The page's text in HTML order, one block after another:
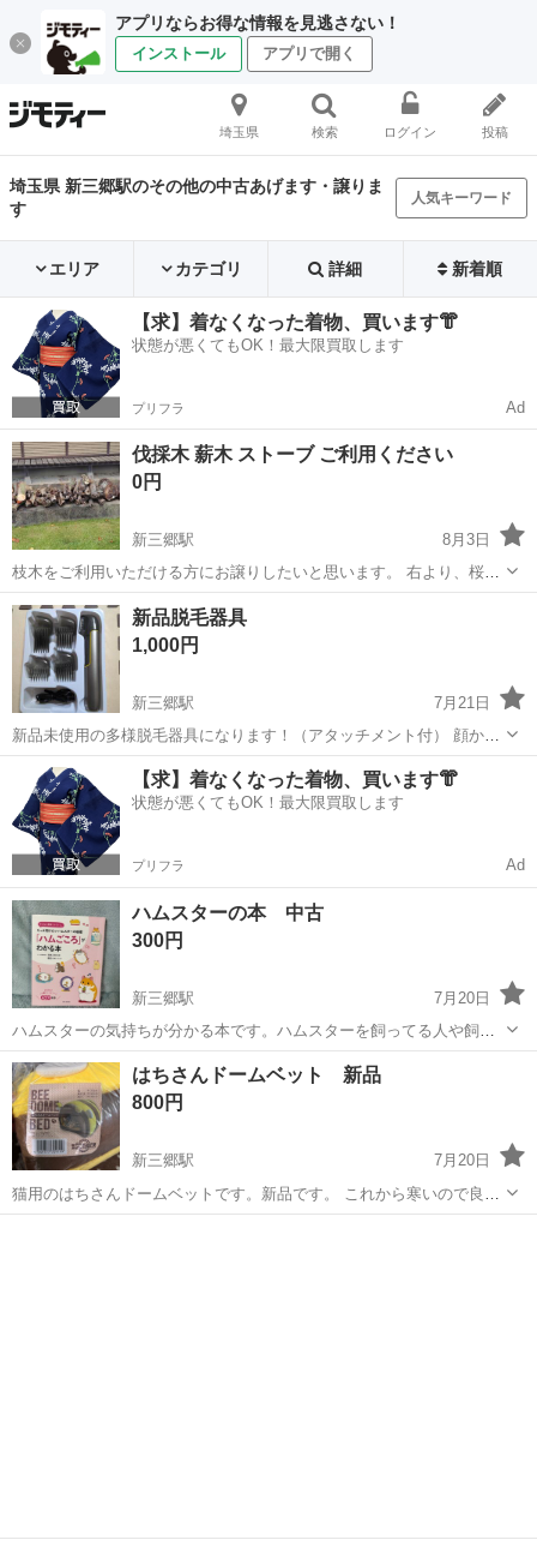
アプリならお得な情報を見逃さない！
インストール アプリで開く
埼玉県 検索 ログイン 投稿
埼玉県 新三郷駅のその他の中古あげます・譲りま
す
人気キーワード
エリア カテゴリ 詳細 新着順
【求】着なくなった着物、買います👘
状態が悪くてもOK！最大限買取します
プリフラ Ad
伐採木 薪木 ストーブ ご利用ください
0円
新三郷駅
8月3日
枝木をご利用いただける方にお譲りしたいと思います。 右より、桜
（3年前伐採、キノコ発生あり）、ツバキ、紅葉、ネズミモチの木にな
ります。 右の太い桜は直径30センチ弱、細い木は直径5～7センチ程
度。 左のネズミモチも30セン...
埼玉 三郷市 新三郷駅
新品脱毛器具
1,000円
新三郷駅
7月21日
新品未使用の多様脱毛器具になります！（アタッチメント付） 顔から
足まで全身に使えます！ 購入しましたが不要になったため出品します
埼玉 新三郷駅 その他 海外
【求】着なくなった着物、買います👘
状態が悪くてもOK！最大限買取します
プリフラ Ad
ハムスターの本 中古
300円
新三郷駅
7月20日
ハムスターの気持ちが分かる本です。ハムスターを飼ってる人や飼う
前に読むといいと思います😄とってもわかりやすいです。
埼玉 三郷市 新三郷駅 ハムスター
はちさんドームベット 新品
800円
新三郷駅
7月20日
猫用のはちさんドームベットです。新品です。 これから寒いので良い
と思います。隠れる場所においても良いですね。 残り１個です。